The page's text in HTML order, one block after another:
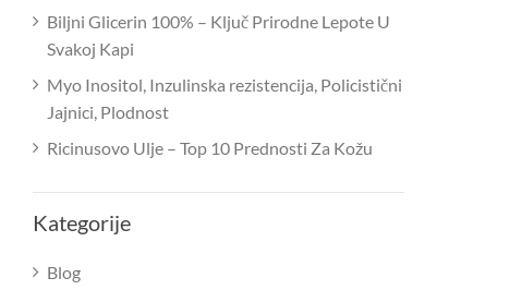
Biljni Glicerin 100% – Ključ Prirodne Lepote U
Svakoj Kapi
Myo Inositol, Inzulinska rezistencija, Policistični
Jajnici, Plodnost
Ricinusovo Ulje – Top 10 Prednosti Za Kožu
Kategorije
Blog